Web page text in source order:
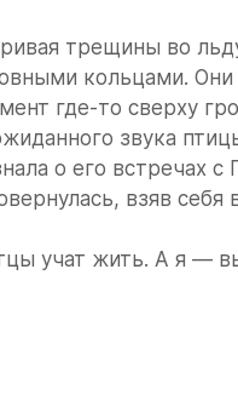
трещины во
кольцами.
где-то сверху
звука
о его встречах с
взяв себя
учат жить. А я —